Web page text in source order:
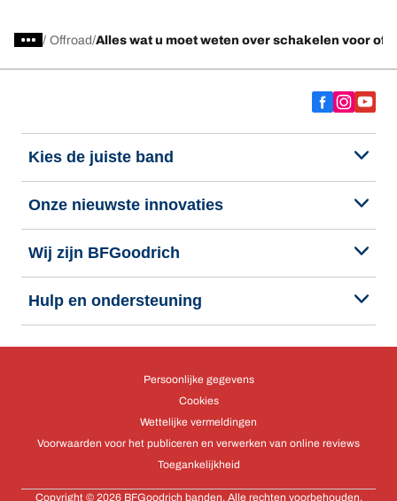
/ Offroad Alles wat u moet weten over schakelen voor
Kies de juiste band
Onze nieuwste innovaties
Wij zijn BFGoodrich
Hulp en ondersteuning
Persoonlijke gegevens
Cookies
Wettelijke vermeldingen
Voorwaarden voor het publiceren en verwerken van online reviews
Toegankelijkheid
Copyright © 2026 BFGoodrich banden. Alle rechten voorbehouden.